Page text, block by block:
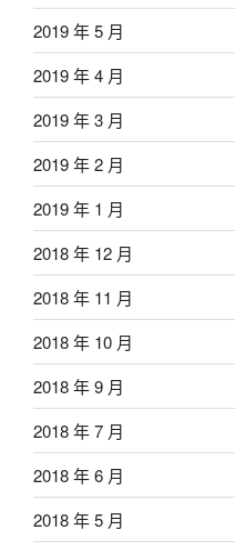
2019 年 5 月
2019 年 4 月
2019 年 3 月
2019 年 2 月
2019 年 1 月
2018 年 12 月
2018 年 11 月
2018 年 10 月
2018 年 9 月
2018 年 7 月
2018 年 6 月
2018 年 5 月